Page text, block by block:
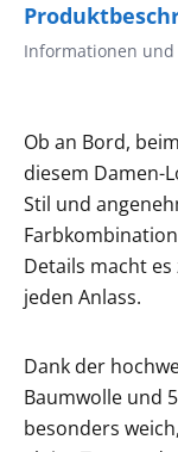
Informationen
Ob an Bord,
diesem Damen-
Stil und
Details macht
jeden Anlass.
Dank der
Baumwolle und
besonders